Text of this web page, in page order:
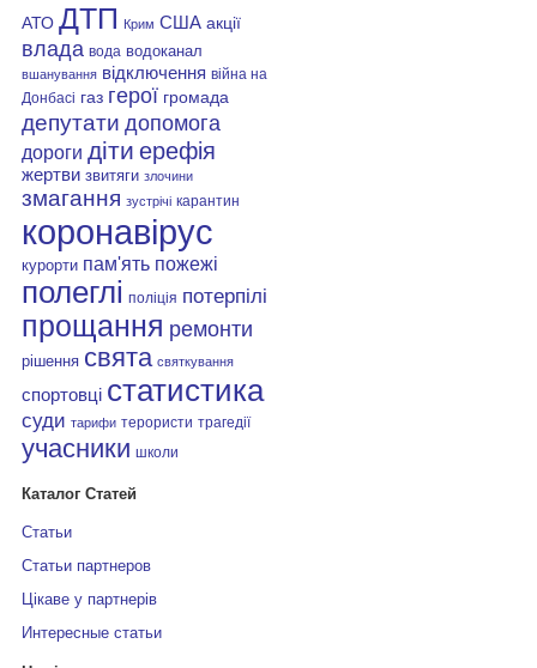
АТО ДТП Крим США акції
влада вода водоканал
вшанування відключення війна на
Донбасі газ герої громада
депутати допомога
дороги діти ерефія
жертви звитяги злочини
змагання зустрічі карантин
коронавірус
курорти пам'ять пожежі
полеглі поліція потерпілі
прощання ремонти
рішення свята святкування
спортовці статистика
суди тарифи терористи трагедії
учасники школи
Каталог Статей
Статьи
Статьи партнеров
Цікаве у партнерів
Интересные статьи